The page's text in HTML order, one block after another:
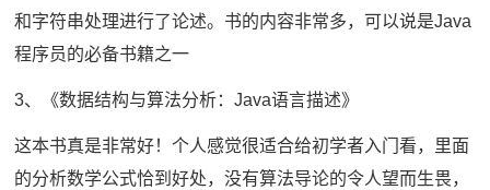
和字符串处理进行了论述。书的内容非常多，可以说是Java
程序员的必备书籍之一
3、《数据结构与算法分析：Java语言描述》
这本书真是非常好！个人感觉很适合给初学者入门看，里面
的分析数学公式恰到好处，没有算法导论的令人望而生畏，